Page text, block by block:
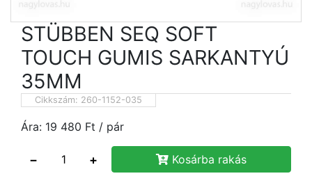
STÜBBEN SEQ SOFT
TOUCH GUMIS SARKANTYÚ
35MM
Cikkszám: 260-1152-035
Ára: 19 480 Ft / pár
− + Kosárba rakás